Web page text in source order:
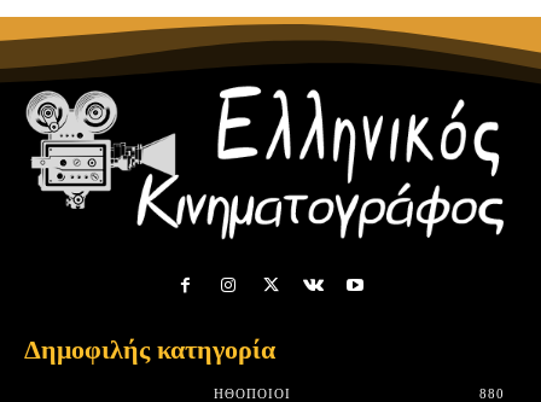
Δημοφιλής κατηγορία
HΘΟΠΟΙΟΊ
880